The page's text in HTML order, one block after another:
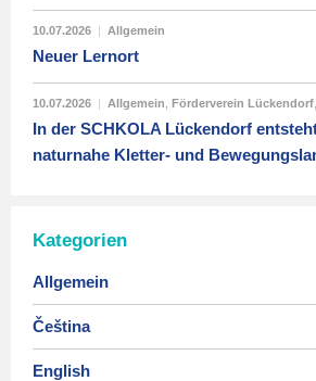
10.07.2026 | Allgemein
Neuer Lernort
10.07.2026 | Allgemein Förderverein Lückendorf
In der SCHKOLA Lückendorf
naturnahe Kletter- und
Kategorien
Allgemein
Čeština
English